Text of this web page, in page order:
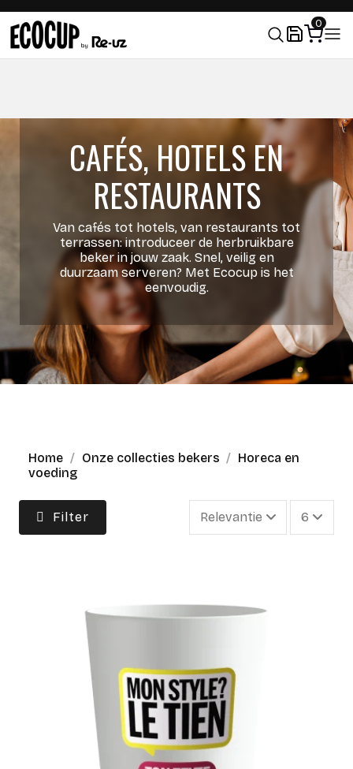
0
CAFÉS, HOTELS EN
RESTAURANTS
Van cafés tot hotels, van restaurants tot
terrassen: introduceer de herbruikbare
beker in jouw zaak. Snel, veilig en
duurzaam serveren? Met Ecocup is het
eenvoudig.
Home Onze collecties bekers
Horeca en
voeding
Filter Relevantie 6